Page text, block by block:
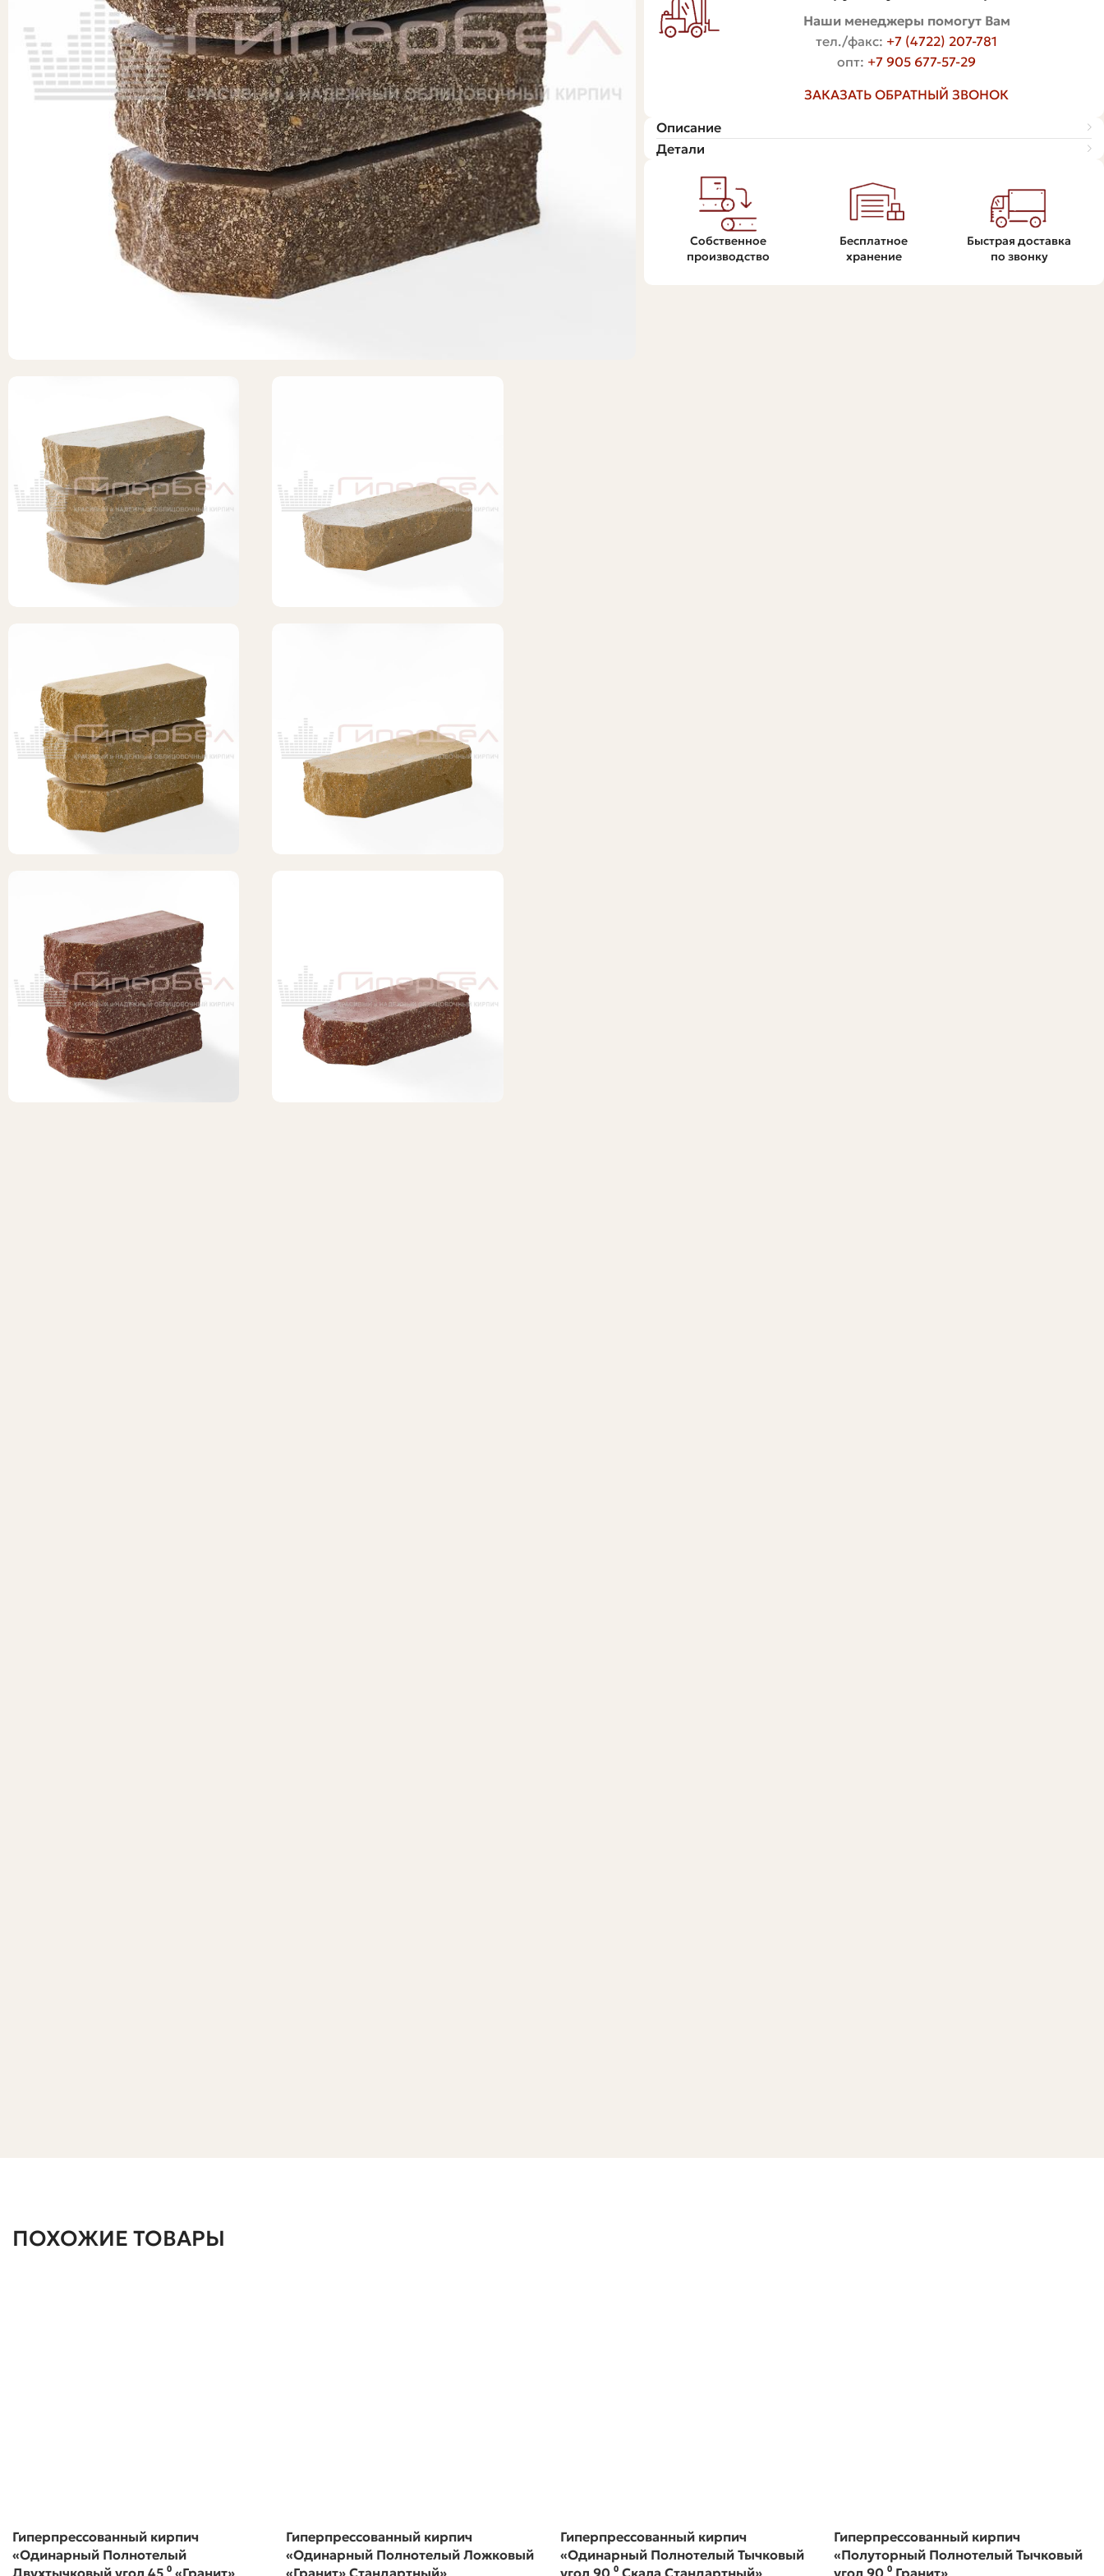
Наши менеджеры помогут Вам
тел./факс: +7 (4722) 207-781
опт: +7 905 677-57-29
ЗАКАЗАТЬ ОБРАТНЫЙ ЗВОНОК
Описание
Детали
Собственное
производство
Бесплатное
хранение
Быстрая доставка
по звонку
ПОХОЖИЕ ТОВАРЫ
Гиперпрессованный кирпич
«Одинарный Полнотелый
Двухтычковый угол 45 ⁰ «Гранит»
Гиперпрессованный кирпич
«Одинарный Полнотелый Ложковый
«Гранит» Стандартный»
Гиперпрессованный кирпич
«Одинарный Полнотелый Тычковый
угол 90 ⁰ Скала Стандартный»
Гиперпрессованный кирпич
«Полуторный Полнотелый Тычковый
угол 90 ⁰ Гранит»